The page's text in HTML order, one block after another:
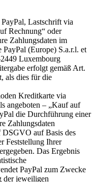
Lastschrift via
Rechnung“ oder
Zahlungsdaten im
(Europe) S.a.r.l. et
Luxembourg
erfolgt gemäß Art.
als dies für die
Kreditkarte via
angeboten – „Kauf auf
die Durchführung einer
Zahlungsdaten
DSGVO auf Basis des
Feststellung Ihrer
Das Ergebnis
PayPal zum Zwecke
der jeweiligen